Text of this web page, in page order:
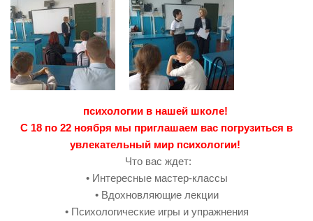
психологии в нашей школе!
С 18 по 22 ноября мы приглашаем вас погрузиться в
увлекательный мир психологии!
Что вас ждет:
• Интересные мастер-классы
• Вдохновляющие лекции
• Психологические игры и упражнения